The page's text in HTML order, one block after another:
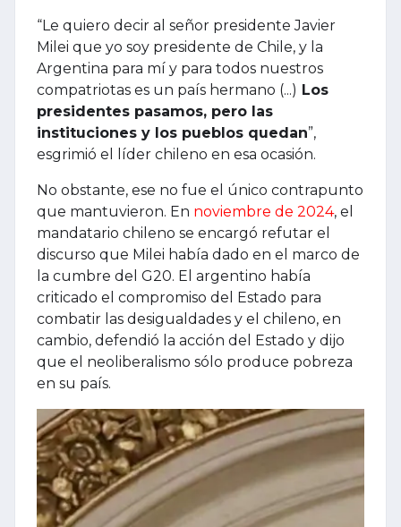
“Le quiero decir al señor presidente Javier
Milei que yo soy presidente de Chile, y la
Argentina para mí y para todos nuestros
compatriotas es un país hermano (...) Los
presidentes pasamos, pero las
instituciones y los pueblos quedan”,
esgrimió el líder chileno en esa ocasión.
No obstante, ese no fue el único contrapunto
que mantuvieron. En noviembre de 2024, el
mandatario chileno se encargó refutar el
discurso que Milei había dado en el marco de
la cumbre del G20. El argentino había
criticado el compromiso del Estado para
combatir las desigualdades y el chileno, en
cambio, defendió la acción del Estado y dijo
que el neoliberalismo sólo produce pobreza
en su país.